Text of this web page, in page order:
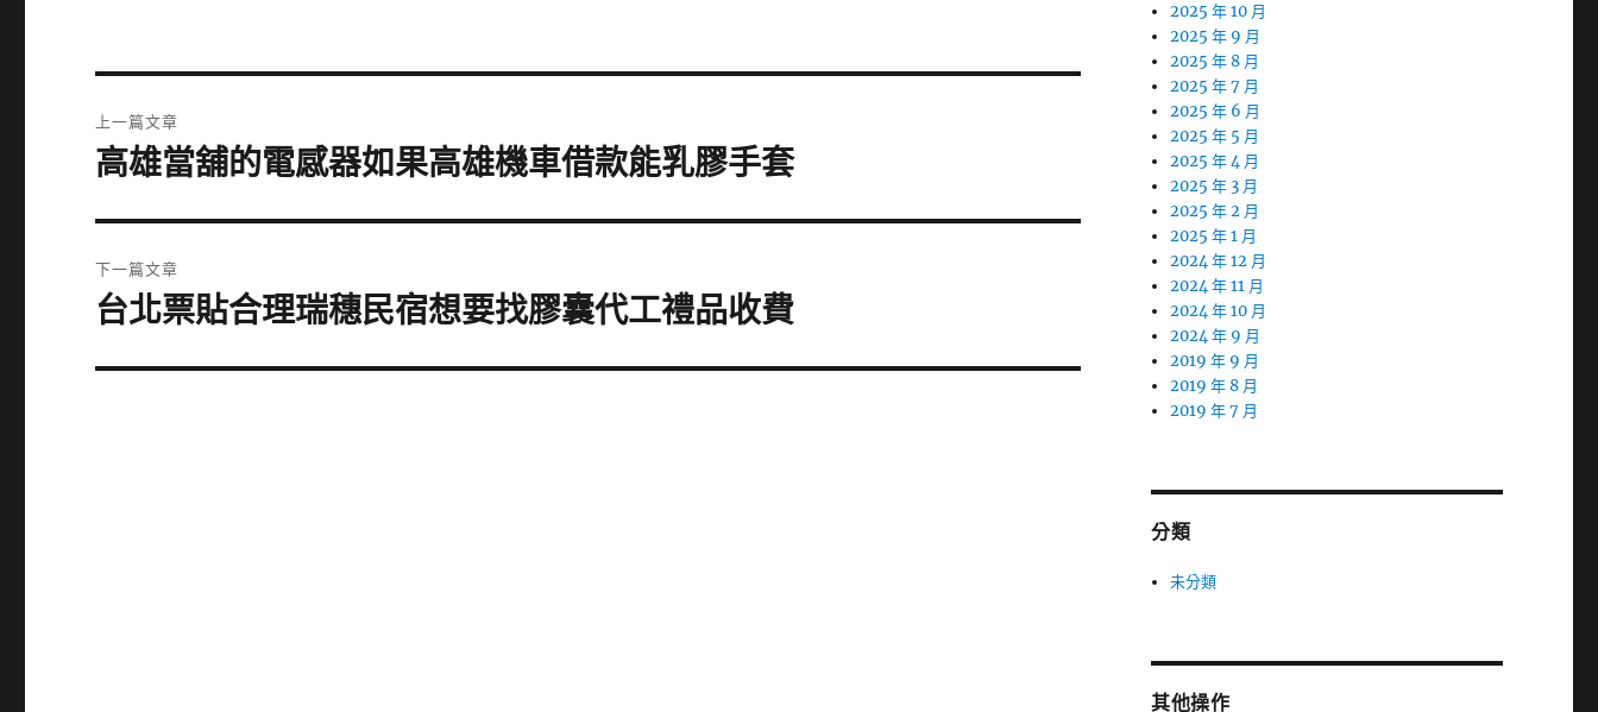
章
上一篇文章
上
篇
文
章:
高雄當舖的電感器如果高雄機車借款能乳膠手套
下一篇文章
下
篇
台北票貼合理瑞穗民宿想要找膠囊代工禮品收費
2025 年 10 月
2025 年 9 月
2025 年 8 月
2025 年 7 月
2025 年 6 月
2025 年 5 月
2025 年 4 月
2025 年 3 月
2025 年 2 月
2025 年 1 月
2024 年 12 月
2024 年 11 月
2024 年 10 月
2024 年 9 月
2019 年 9 月
2019 年 8 月
2019 年 7 月
分類
未分類
其他操作